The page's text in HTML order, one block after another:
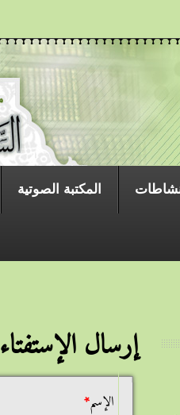
المكتبة الصوتية
إرسال الإستفتاء
الإسم*